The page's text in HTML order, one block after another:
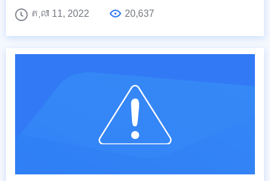
តុលា 11, 2022
20,637